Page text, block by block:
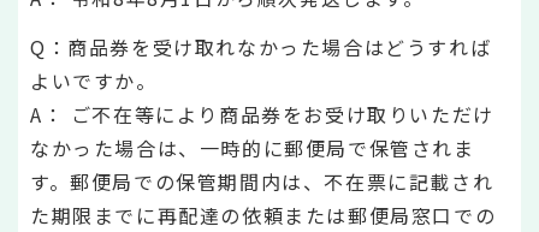
Q：商品券を受け取れなかった場合はどうすれば
よいですか。
A： ご不在等により商品券をお受け取りいただけ
なかった場合は、一時的に郵便局で保管されま
す。郵便局での保管期間内は、不在票に記載され
た期限までに再配達の依頼または郵便局窓口での